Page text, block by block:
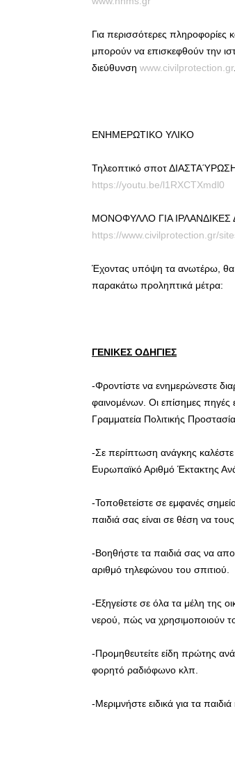
Για περισσότερες πληροφορίες
μπορούν να επισκεφθούν την
διεύθυνση www.civilprotection.gr.
ΕΝΗΜΕΡΩΤΙΚΟ ΥΛΙΚΟ
Τηλεοπτικό σποτ
https://youtu.be/l1RXCTXmdl0
ΜΟΝΟΦΥΛΛΟ ΓΙΑ ΙΡΛΑΝΔΙΚΕΣ
https://www.civilprotection.gr/
Έχοντας υπόψη τα ανωτέρω, θα
παρακάτω προληπτικά μέτρα:
ΓΕΝΙΚΕΣ ΟΔΗΓΙΕΣ
-Φροντίστε να ενημερώνεστε
φαινομένων. Οι επίσημες πηγές
Γραμματεία Πολιτικής
-Σε περίπτωση ανάγκης
Ευρωπαϊκό Αριθμό Έκτακτης
-Τοποθετείστε σε εμφανές
παιδιά σας είναι σε θέση να
-Βοηθήστε τα παιδιά σας να
αριθμό τηλεφώνου του σπιτιού.
-Εξηγείστε σε όλα τα μέλη της
νερού, πώς να χρησιμοποιούν
-Προμηθευτείτε είδη πρώτης
φορητό ραδιόφωνο κλπ.
-Μεριμνήστε ειδικά για τα